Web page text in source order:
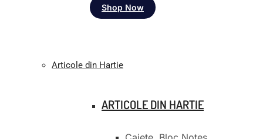
Shop Now
Articole din Hartie
ARTICOLE DIN HARTIE